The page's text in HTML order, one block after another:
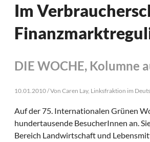
Im
DIE WOCHE, Kolumne
10.01.2010 / Von Caren Lay, Linksfraktion im
Auf der 75. Internationalen Grünen
hundertausende BesucherInnen an.
Bereich Landwirtschaft und